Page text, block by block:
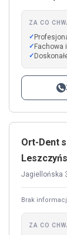
ZA CO
Fachowa
Ort-Dent
Jagiellońska
Brak
ZA CO